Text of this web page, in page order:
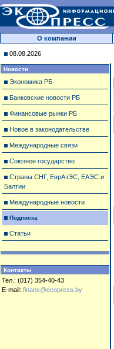
О компании
08.08.2026
Новости
Экономика РБ
Банковские новости РБ
Финансовые рынки РБ
Новое в законодательстве
Международные связи
Союзное государство
Страны СНГ, ЕврАзЭС, ЕАЭС и
Балтии
Международные новости
Подписка
Статьи
Контакты
Тел.: (017) 354-40-43
E-mail: finans@ecopress.by